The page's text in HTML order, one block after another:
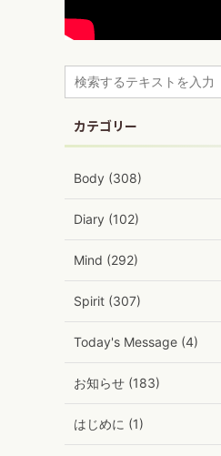
カテゴリー
Body (308)
Diary (102)
Mind (292)
Spirit (307)
Today's Message (4)
お知らせ (183)
はじめに (1)